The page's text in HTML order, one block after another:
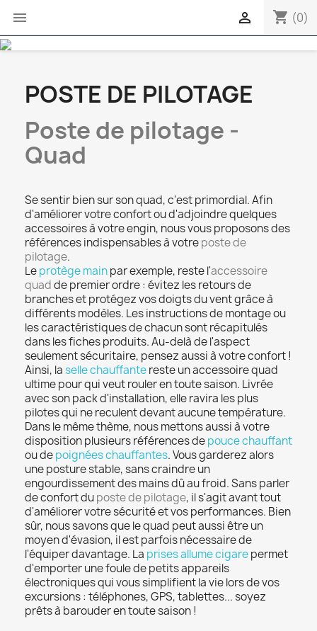
 shopping_cart (0)

POSTE DE PILOTAGE
Poste de pilotage -
Quad
Se sentir bien sur son quad, c'est primordial. Afin
d'améliorer votre confort ou d'adjoindre quelques
accessoires à votre engin, nous vous proposons des
références indispensables à votreposte de
pilotage.
Leprotège mainpar exemple, reste l'accessoire
quadde premier ordre : évitez les retours de
branches et protégez vos doigts du vent grâce à
différents modèles. Les instructions de montage ou
les caractéristiques de chacun sont récapitulés
dans les fiches produits. Au-delà de l'aspect
seulement sécuritaire, pensez aussi à votre confort !
Ainsi, laselle chauffantereste un accessoire quad
ultime pour qui veut rouler en toute saison. Livrée
avec son pack d'installation, elle ravira les plus
pilotes qui ne reculent devant aucune température.
Dans le même thème, nous mettons aussi à votre
disposition plusieurs références depouce chauffant
ou depoignées chauffantes. Vous garderez alors
une posture stable, sans craindre un
engourdissement des mains dû au froid. Sans parler
de confort duposte de pilotage, il s'agit avant tout
d'améliorer votre sécurité et vos performances. Bien
sûr, nous savons que le quad peut aussi être un
moyen d'évasion, il est parfois nécessaire de
l'équiper davantage. La prises allume cigarepermet
d'emporter une foule de petits appareils
électroniques qui vous simplifient la vie lors de vos
excursions : téléphones, GPS, tablettes... soyez
prêts à barouder en toute saison !